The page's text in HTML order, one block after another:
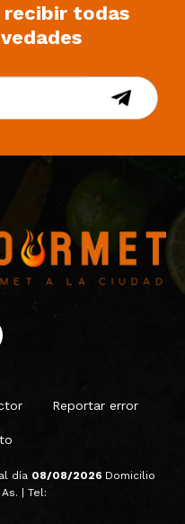
recibir todas
Reportar error
día 08/08/2026 Domicilio
| Tel: